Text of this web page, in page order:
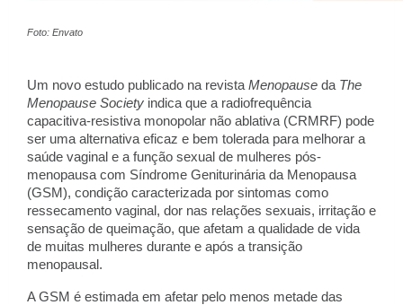
Foto: Envato
Um novo estudo publicado na revista Menopause da The
Menopause Society indica que a radiofrequência
capacitiva-resistiva monopolar não ablativa (CRMRF) pode
ser uma alternativa eficaz e bem tolerada para melhorar a
saúde vaginal e a função sexual de mulheres pós-
menopausa com Síndrome Geniturinária da Menopausa
(GSM), condição caracterizada por sintomas como
ressecamento vaginal, dor nas relações sexuais, irritação e
sensação de queimação, que afetam a qualidade de vida
de muitas mulheres durante e após a transição
menopausal.
A GSM é estimada em afetar pelo menos metade das